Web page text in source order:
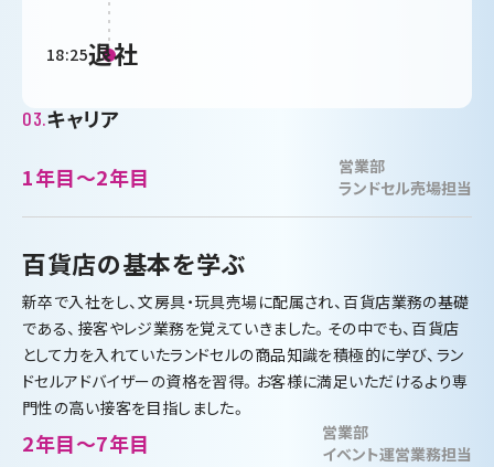
18:25退社
03.キャリア
1年目～2年目
営業部
ランドセル売場担当
百貨店の基本を学ぶ
新卒で入社をし、文房具・玩具売場に配属され、百貨店業務の基礎
である、接客やレジ業務を覚えていきました。その中でも、百貨店
として力を入れていたランドセルの商品知識を積極的に学び、ラン
ドセルアドバイザーの資格を習得。お客様に満足いただけるより専
門性の高い接客を目指しました。
2年目～7年目
営業部
イベント運営業務担当